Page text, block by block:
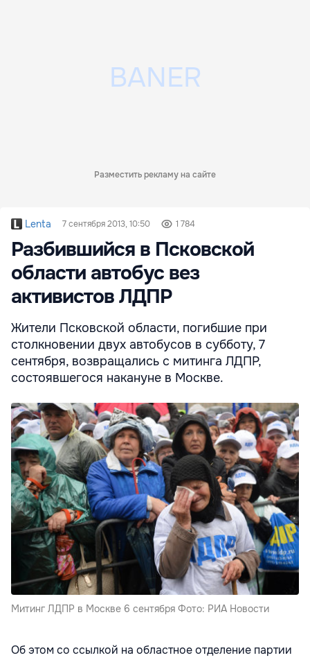
Разместить рекламу на сайте
Lenta 7 сентября 2013, 10:50 1 784
Разбившийся в Псковской
области автобус вез
активистов ЛДПР
Жители Псковской области, погибшие при
столкновении двух автобусов в субботу, 7
сентября, возвращались с митинга ЛДПР,
состоявшегося накануне в Москве.
Митинг ЛДПР в Москве 6 сентября Фото: РИА Новости
Об этом со ссылкой на областное отделение партии